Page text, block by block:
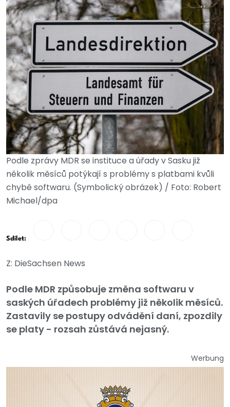
Podle zprávy MDR se instituce a úřady v Sasku již
několik měsíců potýkají s problémy s platbami kvůli
chybě softwaru. (Symbolický obrázek) / Foto: Robert
Michael/dpa
Sdílet:
Z: DieSachsen News
Podle MDR způsobuje změna softwaru v
saských úřadech problémy již několik měsíců.
Zastavily se postupy odvádění daní, zpozdily
se platy - rozsah zůstává nejasný.
Werbung